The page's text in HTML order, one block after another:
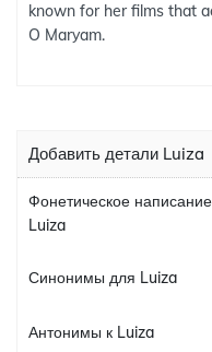
known for her films that
O Maryam.
Добавить детали Luiza
Фонетическое написание
Luiza
Синонимы для Luiza
Антонимы к Luiza